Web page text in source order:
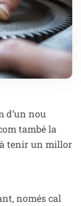
d’un nou
també la
tenir un millor
només cal